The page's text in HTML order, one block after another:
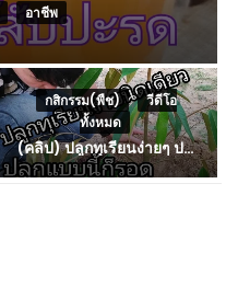
, อาชีพ
กสิกรรม(พืช) , วีดีโอ
ทั้งหมด
(คลิป) ปลูกทุเรียนง่ายๆ ปลูกแบบนี้ก็รอด ปลูกทุเรียนต้นคู่ แบบเสียบยอดและเมล็ด